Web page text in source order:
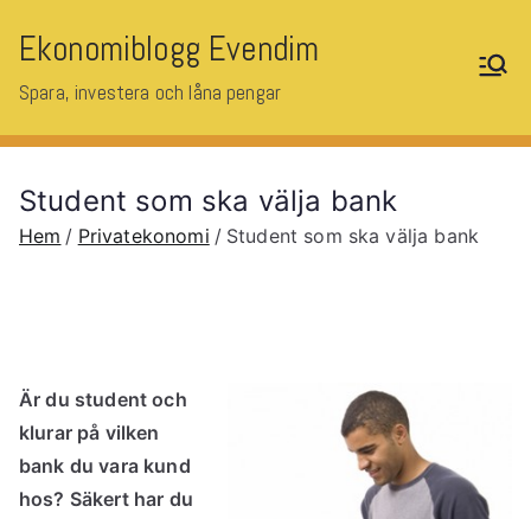
innehåll
Ekonomiblogg Evendim
Spara, investera och låna pengar
Student som ska välja bank
Hem Privatekonomi Student som ska välja bank
Är du student och
klurar på vilken
bank du vara kund
hos? Säkert har du